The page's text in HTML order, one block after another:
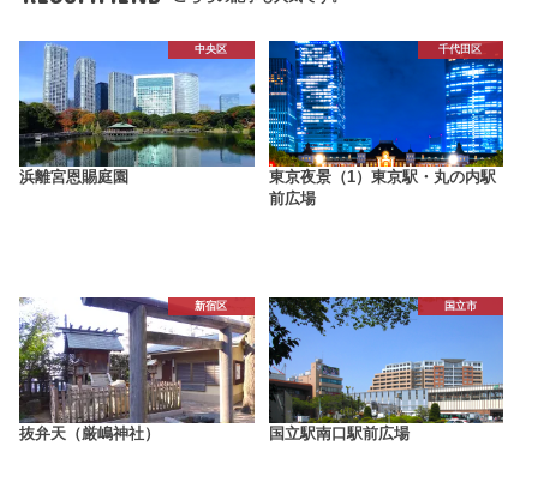
中央区
浜離宮恩賜庭園
千代田区
東京夜景（1）東京駅・丸の内駅
前広場
新宿区
抜弁天（厳嶋神社）
国立市
国立駅南口駅前広場